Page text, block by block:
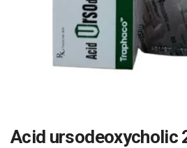
Acid ursodeoxycholic